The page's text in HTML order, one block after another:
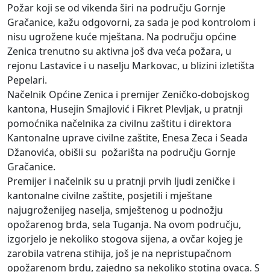
Požar koji se od vikenda širi na području Gornje
Gračanice, kažu odgovorni, za sada je pod kontrolom i
nisu ugrožene kuće mještana. Na području općine
Zenica trenutno su aktivna još dva veća požara, u
rejonu Lastavice i u naselju Markovac, u blizini izletišta
Pepelari.
Načelnik Općine Zenica i premijer Zeničko-dobojskog
kantona, Husejin Smajlović i Fikret Plevljak, u pratnji
pomoćnika načelnika za civilnu zaštitu i direktora
Kantonalne uprave civilne zaštite, Enesa Zeca i Seada
Džanovića, obišli su požarišta na području Gornje
Gračanice.
Premijer i načelnik su u pratnji prvih ljudi zeničke i
kantonalne civilne zaštite, posjetili i mještane
najugroženijeg naselja, smještenog u podnožju
opožarenog brda, sela Tuganja. Na ovom području,
izgorjelo je nekoliko stogova sijena, a ovčar kojeg je
zarobila vatrena stihija, još je na nepristupačnom
opožarenom brdu, zajedno sa nekoliko stotina ovaca. S